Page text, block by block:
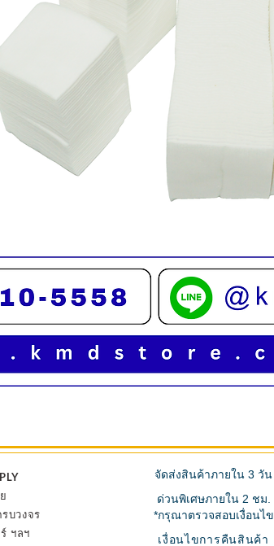
บวงจร
ฯลฯ
จัดส่งสินค้าภายใน 3 วัน
ด่วนพิเศษภายใน 2 ชม.
*กรุณาตรวจสอบเงื่อนไข
เงื่อนไขการคืนสินค้า